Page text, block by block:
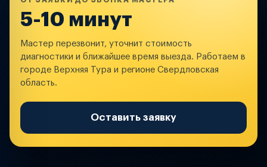
5-10 минут
Мастер перезвонит, уточнит стоимость
диагностики и ближайшее время выезда. Работаем в
городе Верхняя Тура и регионе Свердловская
область.
Оставить заявку